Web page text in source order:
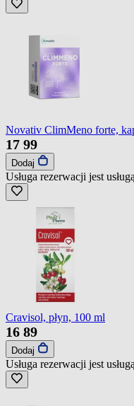
Novativ ClimMeno forte,
17 99
Dodaj
Usługa rezerwacji jest
Cravisol, płyn, 100 ml
16 89
Dodaj
Usługa rezerwacji jest